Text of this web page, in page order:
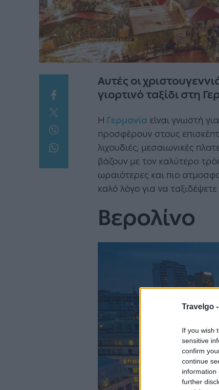
Travelgo -
If you wish
sensitive
confirm
continue
information
further
Αυτές οι
γιορτινό ταξίδι στη
Η Γερμανία είναι γνωστή
προσφέρουν στους
λιχουδιές, μεσαιωνικές
βάζουν με τον καλύτερο
ωραιότερες και πιο
καλό λόγο για να
Βερολίνο